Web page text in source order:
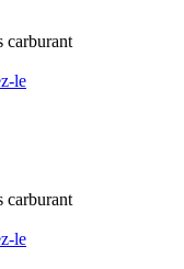
carburant
le
carburant
le